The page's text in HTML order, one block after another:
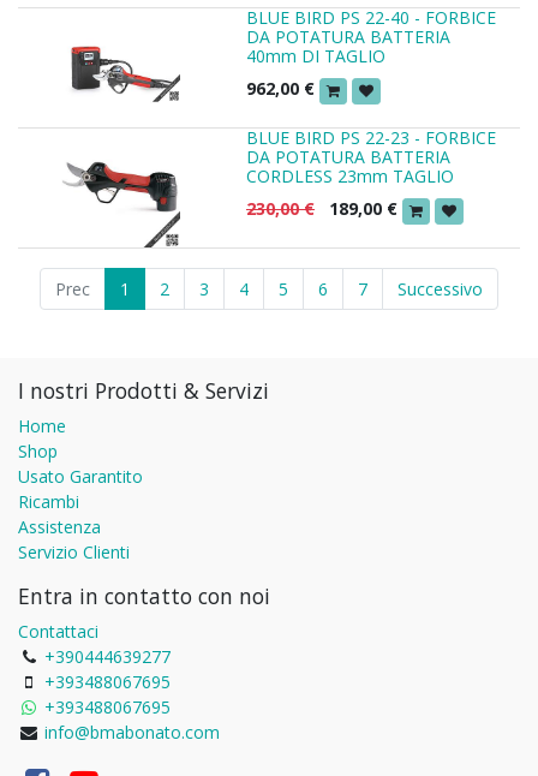
BLUE BIRD PS 22-40 - FORBICE
DA POTATURA BATTERIA
40mm DI TAGLIO
962,00 €
BLUE BIRD PS 22-23 - FORBICE
DA POTATURA BATTERIA
CORDLESS 23mm TAGLIO
230,00€ 189,00 €
Prec 1 2 3 4 5 6 7 Successivo
I nostri Prodotti & Servizi
Home
Shop
Usato Garantito
Ricambi
Assistenza
Servizio Clienti
Entra in contatto con noi
Contattaci
+390444639277
+393488067695
+393488067695
info@bmabonato.com